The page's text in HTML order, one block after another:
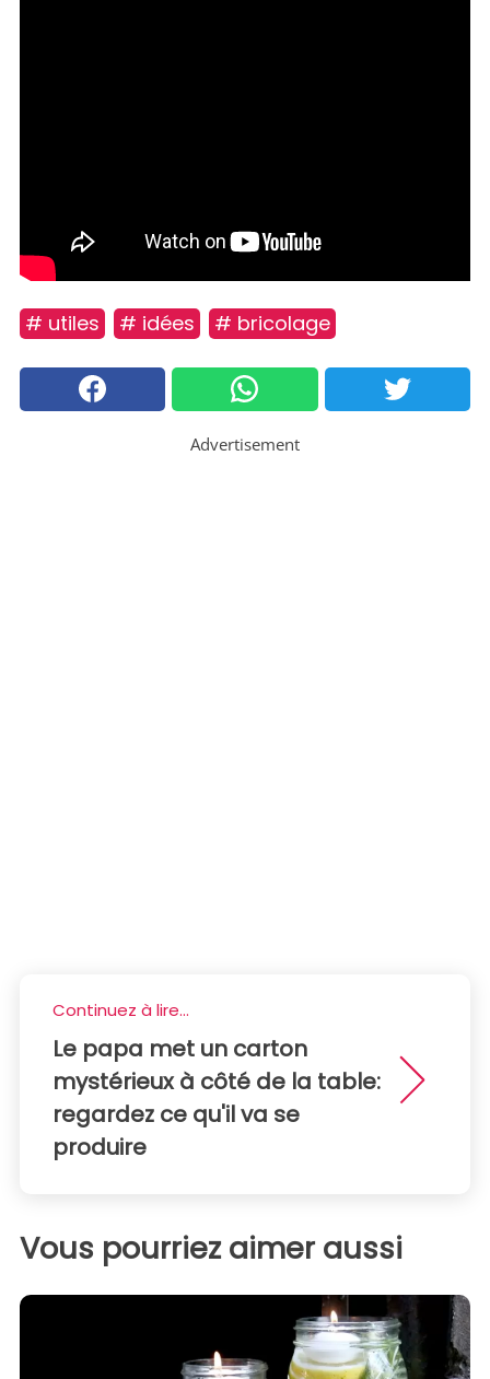
# utiles # idées # bricolage
Advertisement
Continuez à lire...
Le papa met un carton
mystérieux à côté de la table:
regardez ce qu'il va se
produire
Vous pourriez aimer aussi